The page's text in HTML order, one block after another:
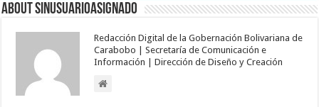
About sinusuarioasignado
Redacción Digital de la Gobernación Bolivariana de
Carabobo | Secretaría de Comunicación e
Información | Dirección de Diseño y Creación